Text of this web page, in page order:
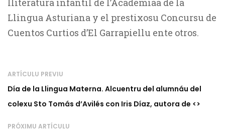
lliteratura infantil de l’Academiaa de la
Llingua Asturiana y el prestixosu Concursu de
Cuentos Curtios d’El Garrapiellu ente otros.
ARTÍCULU PREVIU
Día de la Llingua Materna. Alcuentru del alumnáu del
colexu Sto Tomás d’Avilés con Iris Díaz, autora de <>
PRÓXIMU ARTÍCULU